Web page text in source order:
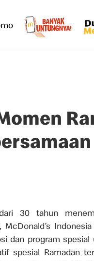
30 tahun
McDonald’s
dan program
spesial Ramadan